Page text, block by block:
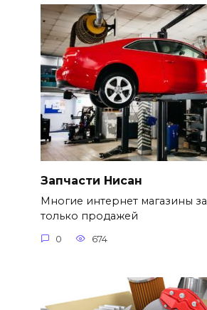
Запчасти Нисан
Многие интернет магазины
только продажей
0 674